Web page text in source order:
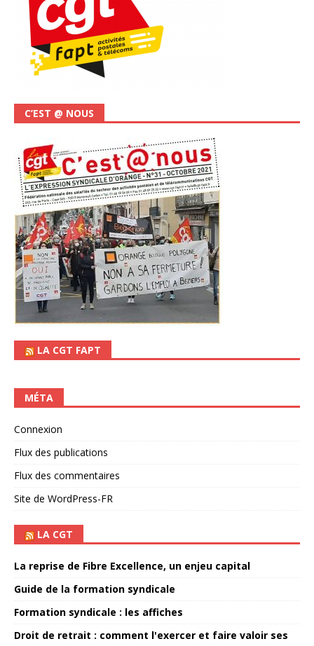
C’EST @ NOUS
LA CGT FAPT
MÉTA
Connexion
Flux des publications
Flux des commentaires
Site de WordPress-FR
LA CGT
La reprise de Fibre Excellence, un enjeu capital
Guide de la formation syndicale
Formation syndicale : les affiches
Droit de retrait : comment l'exercer et faire valoir ses